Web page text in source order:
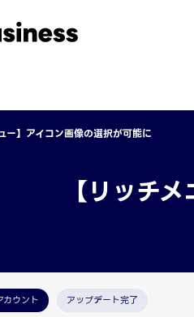
ベント・セミナー
ー】アイコン画像の選択が可能に
【リッチ
ウント アップデート完了